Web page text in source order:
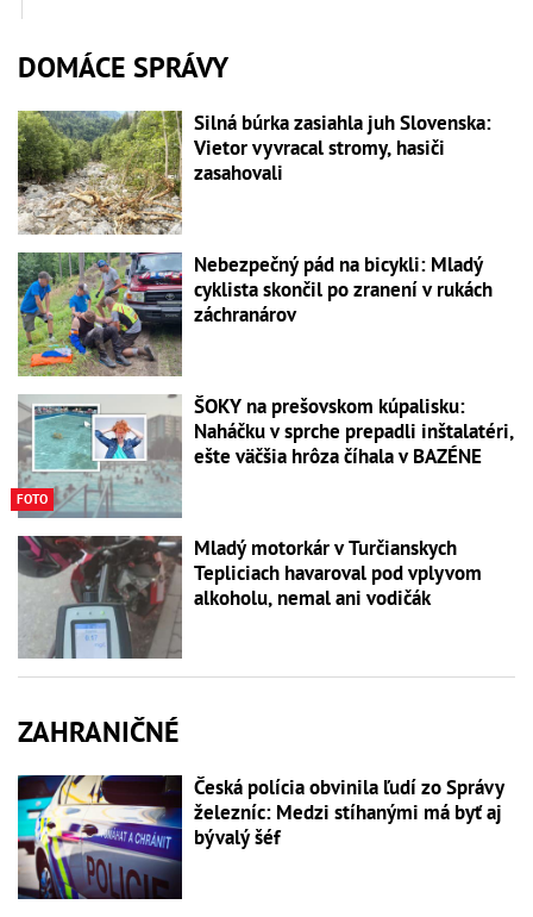
DOMÁCE SPRÁVY
Silná búrka zasiahla juh Slovenska:
Vietor vyvracal stromy, hasiči
zasahovali
Nebezpečný pád na bicykli: Mladý
cyklista skončil po zranení v rukách
záchranárov
FOTO
ŠOKY na prešovskom kúpalisku:
Naháčku v sprche prepadli inštalatéri,
ešte väčšia hrôza číhala v BAZÉNE
Mladý motorkár v Turčianskych
Tepliciach havaroval pod vplyvom
alkoholu, nemal ani vodičák
ZAHRANIČNÉ
Česká polícia obvinila ľudí zo Správy
železníc: Medzi stíhanými má byť aj
bývalý šéf